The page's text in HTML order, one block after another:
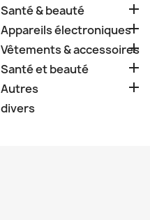
Santé & beauté 
Appareils électroniques
Vêtements & accessoires

Santé et beauté 
Autres 
divers